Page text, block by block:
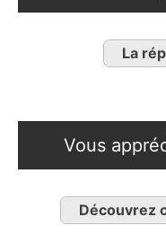
La
Vous
Découvrez